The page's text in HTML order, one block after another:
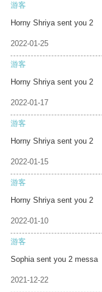
游客
Horny Shriya sent you 2
2022-01-25
游客
Horny Shriya sent you 2
2022-01-17
游客
Horny Shriya sent you 2
2022-01-15
游客
Horny Shriya sent you 2
2022-01-10
游客
Sophia sent you 2 messa
2021-12-22